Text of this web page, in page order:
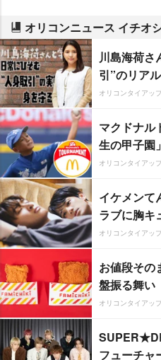
オリコンニュース イチオ
川島海荷さ
引”のリアル
オリコンタイアッ
マクドナル
生の甲子園」
オリコンタイアッ
イケメンて
ラブに胸キ
オリコンタイアッ
お値段その
盤振る舞い
オリコンタイアッ
フューチャ